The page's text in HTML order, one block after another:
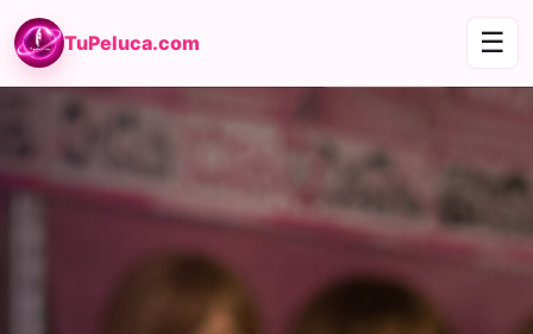
TuPeluca.com ☰